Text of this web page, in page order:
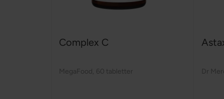
Complex C
MegaFood 60 tabletter Dr